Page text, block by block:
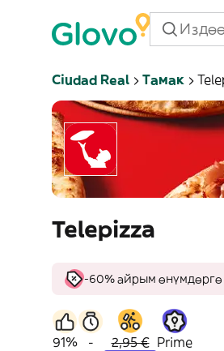
Ciudad Real Тамак
Telepizza
-60% айрым өнүмдөргө
91% - 2,95 € Prime